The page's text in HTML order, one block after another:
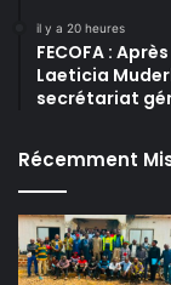
il y a 20 heures
FECOFA :
Laeticia
secrétariat
Récemment